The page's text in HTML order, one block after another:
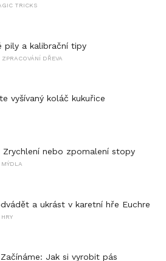
TRICKS
pily a kalibrační tipy
ZPRACOVÁNÍ DŘEVA
vyšívaný koláč kukuřice
Zrychlení nebo zpomalení stopy
MÝDLA
a ukrást v karetní hře Euchre
Jak si vyrobit pás